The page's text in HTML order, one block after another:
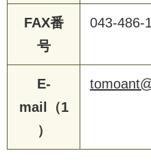
FAX番
号
043-486-
E-
mail（1
）